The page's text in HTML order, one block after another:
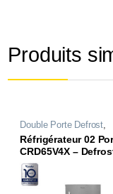
Produits
Double Porte Defrost
Réfrigérateurs
Réfrigérateur 02
CRD65V4X –